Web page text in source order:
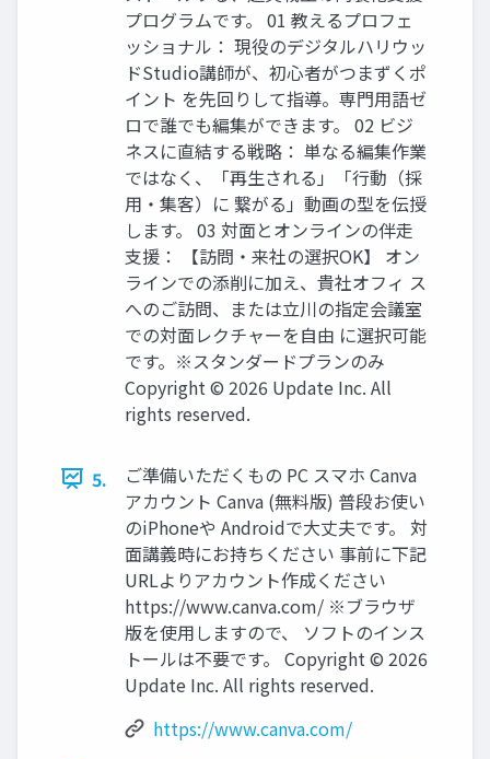
プログラムです。 01 教えるプロフェ
ッショナル： 現役のデジタルハリウッ
ドStudio講師が、初心者がつまずくポ
イント を先回りして指導。専門用語ゼ
ロで誰でも編集ができます。 02 ビジ
ネスに直結する戦略： 単なる編集作業
ではなく、「再生される」「行動（採
用・集客）に 繋がる」動画の型を伝授
します。 03 対面とオンラインの伴走
支援： 【訪問・来社の選択OK】 オン
ラインでの添削に加え、貴社オフィ ス
へのご訪問、または立川の指定会議室
での対面レクチャーを自由 に選択可能
です。※スタンダードプランのみ
Copyright © 2026 Update Inc. All
rights reserved.
5.
ご準備いただくもの PC スマホ Canva
アカウント Canva (無料版) 普段お使い
のiPhoneや Androidで大丈夫です。 対
面講義時にお持ちください 事前に下記
URLよりアカウント作成ください
https://www.canva.com/ ※ブラウザ
版を使用しますので、 ソフトのインス
トールは不要です。 Copyright © 2026
Update Inc. All rights reserved.
https://www.canva.com/